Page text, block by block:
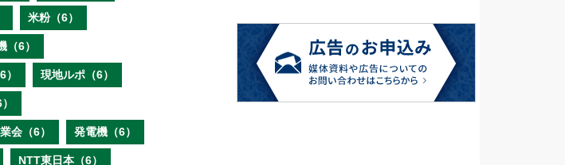
米粉（6）
（6）
現地ルポ（6）
会（6） 発電機（6）
NTT東日本（6）